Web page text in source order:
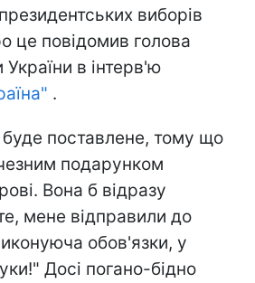
виборів
це повідомив голова
в інтерв'ю
.
поставлене, тому що
подарунком
Вона б відразу
мене відправили до
обов'язки, у
Досі погано-бідно